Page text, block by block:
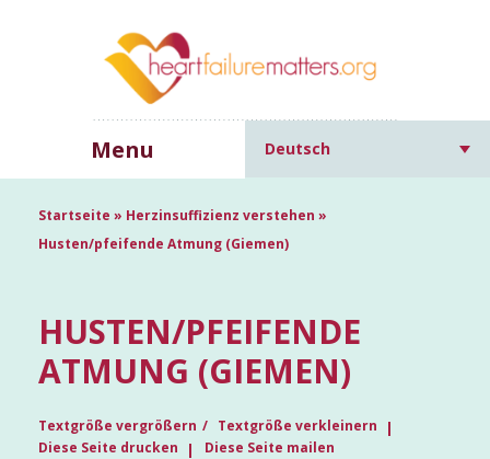
Menu Deutsch
Startseite » Herzinsuffizienz verstehen »
Husten/pfeifende Atmung (Giemen)
HUSTEN/PFEIFENDE
ATMUNG (GIEMEN)
Textgröße vergrößern
Textgröße verkleinern
Diese Seite drucken
Diese Seite mailen